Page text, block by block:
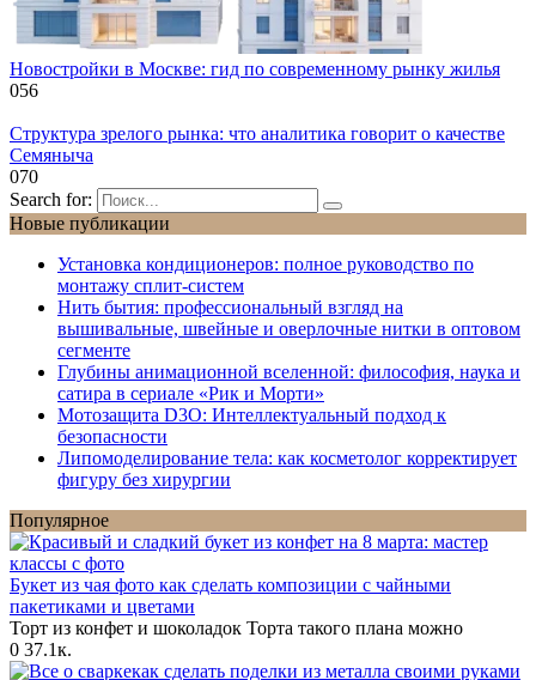
Новостройки в Москве: гид по современному рынку жилья
056
Структура зрелого рынка: что аналитика говорит о качестве
Семяныча
070
Search for:
Новые публикации
Установка кондиционеров: полное руководство по
монтажу сплит-систем
Нить бытия: профессиональный взгляд на
вышивальные, швейные и оверлочные нитки в оптовом
сегменте
Глубины анимационной вселенной: философия, наука и
сатира в сериале «Рик и Морти»
Мотозащита D3O: Интеллектуальный подход к
безопасности
Липомоделирование тела: как косметолог корректирует
фигуру без хирургии
Популярное
Букет из чая фото как сделать композиции с чайными
пакетиками и цветами
Торт из конфет и шоколадок Торта такого плана можно
0 37.1к.